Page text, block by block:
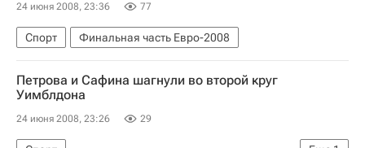
24 июня 2008, 23:36 77
Спорт Финальная часть Евро-2008
Петрова и Сафина шагнули во второй круг
Уимблдона
24 июня 2008, 23:26 29